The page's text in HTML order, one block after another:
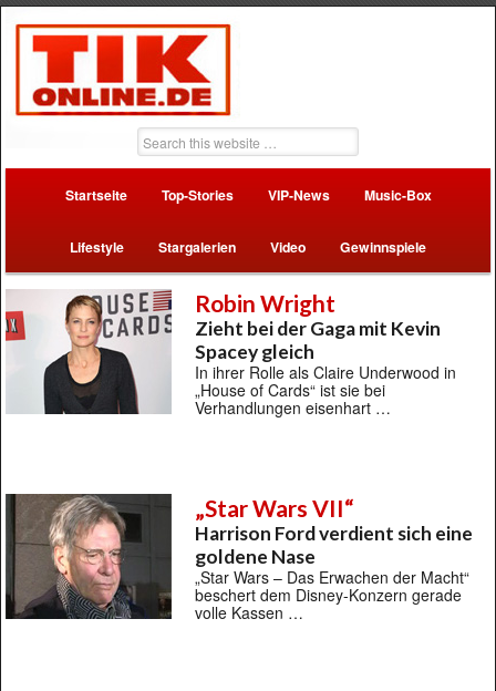
Startseite Top-Stories VIP-News Music-Box
Lifestyle Stargalerien Video Gewinnspiele
Robin Wright
Zieht bei der Gaga mit Kevin
Spacey gleich
In ihrer Rolle als Claire Underwood in
„House of Cards“ ist sie bei
Verhandlungen eisenhart …
„Star Wars VII“
Harrison Ford verdient sich eine
goldene Nase
„Star Wars – Das Erwachen der Macht“
beschert dem Disney-Konzern gerade
volle Kassen …